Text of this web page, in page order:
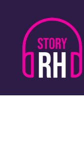
contenu